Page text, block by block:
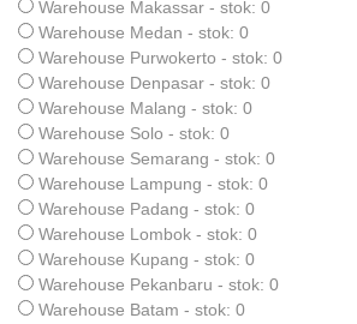
Warehouse Makassar - stok: 0
Warehouse Medan - stok: 0
Warehouse Purwokerto - stok: 0
Warehouse Denpasar - stok: 0
Warehouse Malang - stok: 0
Warehouse Solo - stok: 0
Warehouse Semarang - stok: 0
Warehouse Lampung - stok: 0
Warehouse Padang - stok: 0
Warehouse Lombok - stok: 0
Warehouse Kupang - stok: 0
Warehouse Pekanbaru - stok: 0
Warehouse Batam - stok: 0